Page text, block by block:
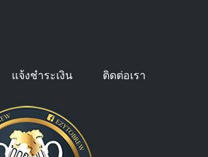
แจ้งชำระเงิน ติดต่อเรา